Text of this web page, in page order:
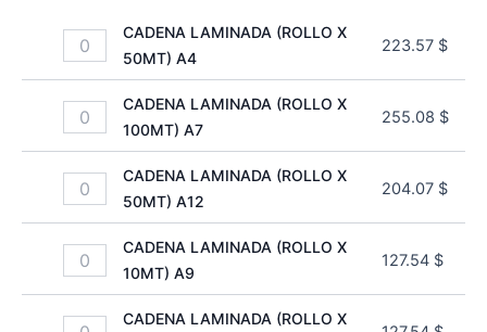
CADENA LAMINADA (ROLLO X
50MT) A4
223.57 $
CADENA LAMINADA (ROLLO X
100MT) A7
255.08 $
CADENA LAMINADA (ROLLO X
50MT) A12
204.07 $
CADENA LAMINADA (ROLLO X
10MT) A9
127.54 $
CADENA LAMINADA (ROLLO X